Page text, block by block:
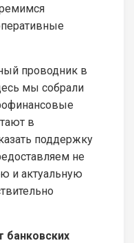
проводник в
мы собрали
в
поддержку
не
и актуальную
банковских